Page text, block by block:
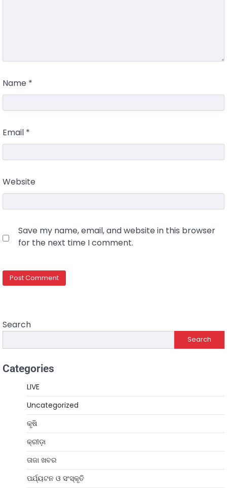
Name *
Email *
Website
Save my name, email, and website in this browser
for the next time I comment.
Search
Search
Categories
LIVE
Uncategorized
କୃଷି
କ୍ରୀଡ଼ା
ତାଜା ଖବର
ପର୍ଯ୍ୟଟନ ଓ ସଂସ୍କୃତି